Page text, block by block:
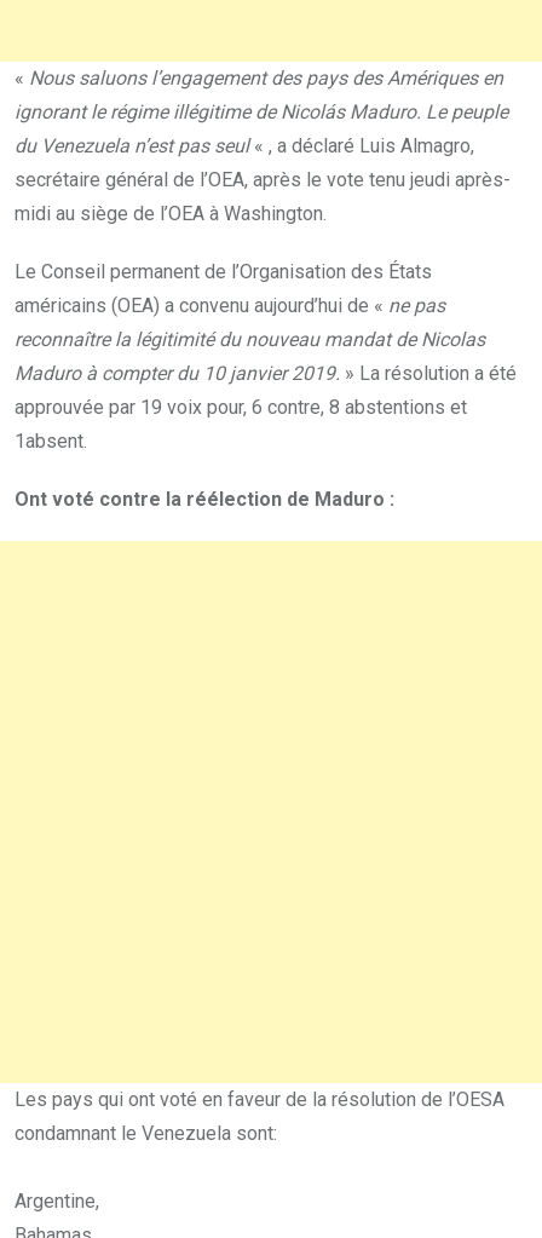
« Nous saluons l’engagement des pays des Amériques en
ignorant le régime illégitime de Nicolás Maduro. Le peuple
du Venezuela n’est pas seul« , a déclaré Luis Almagro,
secrétaire général de l’OEA, après le vote tenu jeudi après-
midi au siège de l’OEA à Washington.
Le Conseil permanent de l’Organisation des États
américains (OEA) a convenu aujourd’hui de « ne pas
reconnaître la légitimité du nouveau mandat de Nicolas
Maduro à compter du 10 janvier 2019. » La résolution a été
approuvée par 19 voix pour, 6 contre, 8 abstentions et
1absent.
Ont voté contre la réélection de Maduro :
Les pays qui ont voté en faveur de la résolution de l’OESA
condamnant le Venezuela sont:
Argentine,